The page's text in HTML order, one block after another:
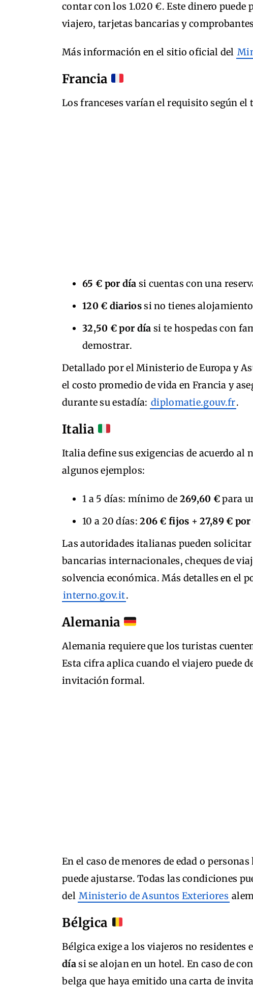
contar con los 1.020 €. Este dinero puede
viajero, tarjetas bancarias y
Más información en el sitio oficial del
Francia
Los franceses varían el requisito según
65 € por día si cuentas con una
120 € diariossi no tienes alojamiento
32,50 € por día si te hospedas con
demostrar.
Detallado por el Ministerio de Europa y
el costo promedio de vida en Francia y
durante su estadía: diplomatie.gouv.fr.
Italia
Italia define sus exigencias de acuerdo al
algunos ejemplos:
1 a 5 días: mínimo de 269,60 €para
10 a 20 días:206 € fijos +27,89 €
Las autoridades italianas pueden
bancarias internacionales, cheques de
solvencia económica. Más detalles en
interno.gov.it.
Alemania
Alemania requiere que los turistas
Esta cifra aplica cuando el viajero puede
invitación formal.
En el caso de menores de edad o
puede ajustarse. Todas las condiciones
del Ministerio de Asuntos Exteriores
Bélgica
Bélgica exige a los viajeros no residentes
díasi se alojan en un hotel. En caso de
belga que haya emitido una carta de